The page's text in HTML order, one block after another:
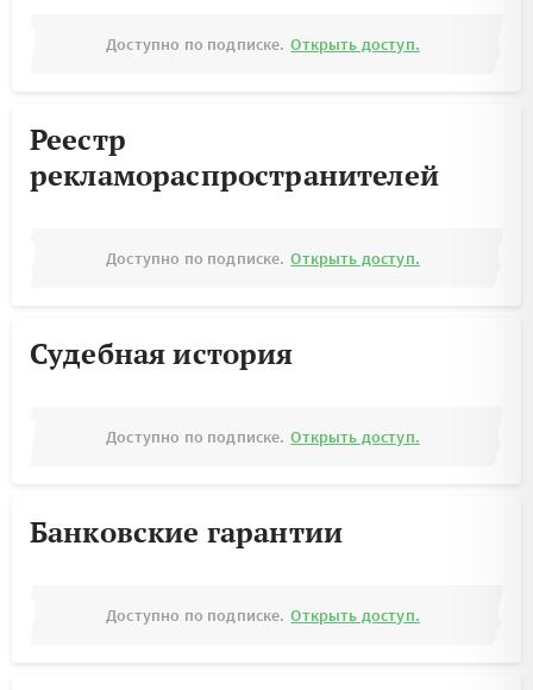
Доступно по подписке. Открыть доступ.
Реестр
рекламораспространителей
Доступно по подписке. Открыть доступ.
Судебная история
Доступно по подписке. Открыть доступ.
Банковские гарантии
Доступно по подписке. Открыть доступ.